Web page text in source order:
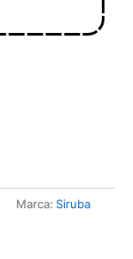
Marca: Siruba